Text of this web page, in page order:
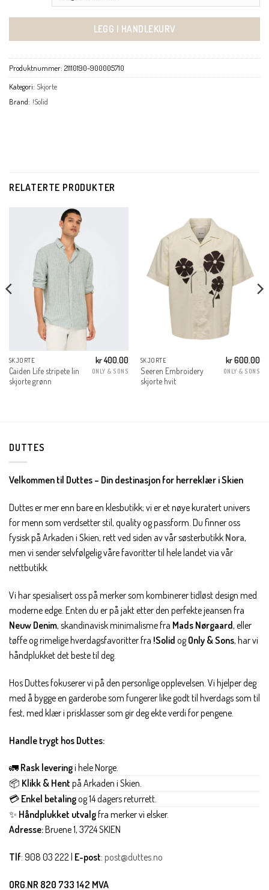
LEGG I HANDLEKURV
Produktnummer: 21110190-900005710
Kategori: Skjorte
Brand: !Solid
RELATERTE PRODUKTER
SKJORTE
Caiden Life stripete lin
skjorte grønn
kr400.00
ONLY & SONS
SKJORTE
Seeren Embroidery
skjorte hvit
kr600.00
ONLY & SONS
DUTTES
Velkommen til Duttes – Din destinasjon for herreklær i Skien
Duttes er mer enn bare en klesbutikk; vi er et nøye kuratert univers
for menn som verdsetter stil, quality og passform. Du finner oss
fysisk på Arkaden i Skien, rett ved siden av vår søsterbutikk Nora,
men vi sender selvfølgelig våre favoritter til hele landet via vår
nettbutikk.
Vi har spesialisert oss på merker som kombinerer tidløst design med
moderne edge. Enten du er på jakt etter den perfekte jeansen fra
Neuw Denim, skandinavisk minimalisme fra Mads Nørgaard, eller
tøffe og rimelige hverdagsfavoritter fra !Solid ogOnly & Sons, har vi
håndplukket det beste til deg.
Hos Duttes fokuserer vi på den personlige opplevelsen. Vi hjelper deg
med å bygge en garderobe som fungerer like godt til hverdags som til
fest, med klær i prisklasser som gir deg ekte verdi for pengene.
Handle trygt hos Duttes:
🚛 Rask leveringi hele Norge.
📦 Klikk & Hent på Arkaden i Skien.
💳 Enkel betalingog 14 dagers returrett.
✨ Håndplukket utvalgfra merker vi elsker.
Adresse:Bruene 1, 3724 SKIEN
Tlf: 908 03 222 | E-post: post@duttes.no
ORG.NR 820 733 142 MVA